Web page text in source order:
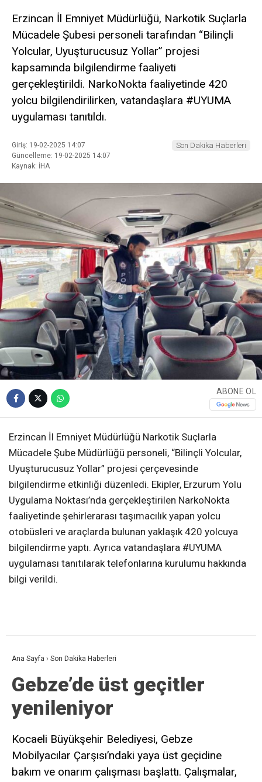
Erzincan İl Emniyet Müdürlüğü, Narkotik Suçlarla
Mücadele Şubesi personeli tarafından “Bilinçli
Yolcular, Uyuşturucusuz Yollar” projesi
kapsamında bilgilendirme faaliyeti
gerçekleştirildi. NarkoNokta faaliyetinde 420
yolcu bilgilendirilirken, vatandaşlara #UYUMA
uygulaması tanıtıldı.
Giriş: 19-02-2025 14:07
Güncelleme: 19-02-2025 14:07
Kaynak: İHA
Son Dakika Haberleri
ABONE OL
Erzincan İl Emniyet Müdürlüğü Narkotik Suçlarla
Mücadele Şube Müdürlüğü personeli, “Bilinçli Yolcular,
Uyuşturucusuz Yollar” projesi çerçevesinde
bilgilendirme etkinliği düzenledi. Ekipler, Erzurum Yolu
Uygulama Noktası’nda gerçekleştirilen NarkoNokta
faaliyetinde şehirlerarası taşımacılık yapan yolcu
otobüsleri ve araçlarda bulunan yaklaşık 420 yolcuya
bilgilendirme yaptı. Ayrıca vatandaşlara #UYUMA
uygulaması tanıtılarak telefonlarına kurulumu hakkında
bilgi verildi.
Ana Sayfa › Son Dakika Haberleri
Gebze’de üst geçitler
yenileniyor
Kocaeli Büyükşehir Belediyesi, Gebze
Mobilyacılar Çarşısı’ndaki yaya üst geçidine
bakım ve onarım çalışması başlattı. Çalışmalar,